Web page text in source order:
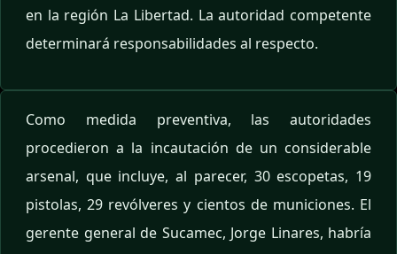
en la región La Libertad. La autoridad competente
determinará responsabilidades al respecto.
Como medida preventiva, las autoridades
procedieron a la incautación de un considerable
arsenal, que incluye, al parecer, 30 escopetas, 19
pistolas, 29 revólveres y cientos de municiones. El
gerente general de Sucamec, Jorge Linares, habría